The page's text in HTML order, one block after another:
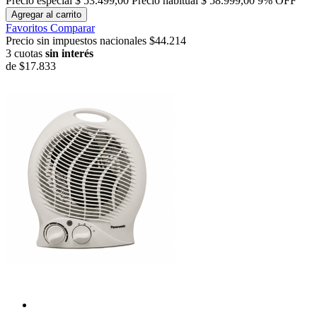
Agregar al carrito
Favoritos Comparar
Precio sin impuestos nacionales $44.214
3 cuotas sin interés
de $17.833